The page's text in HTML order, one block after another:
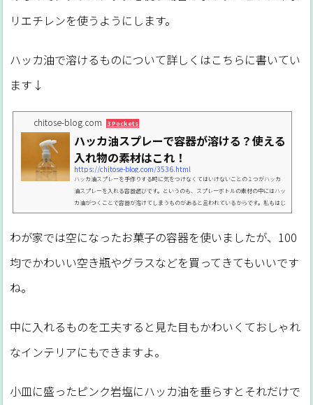
リエチレンを使うようにします。
ハッカ油で溶けるものについて詳しくはこちらに書いてい
ます↓
chitose-blog.com 3 Pockets
ハッカ油スプレーで容器が溶ける？使える
入れ物の素材はこれ！
https://chitose-blog.com/3536.html
ハッカ油スプレーを手作りする時に気をつけなくてはいけないことの１つがハッカ
油スプレーを入れる容器選びです。というのも、スプレーボトルの素材の中にはハッ
カ油がつくことで容器が溶けてしまうものがあると言われているからです。私もはじ
めてハッカ油スプレーを作ったときに「失敗したかも！？」と思ってドキッとした
どんな容器を選べばいいのかお話しますね。PICK UP【保存版】ハッカ油の使い方
わが家では空になったお菓子の容器を使いましたが、100
均でかわいい空き瓶やグラスなどを買ってきてもいいです
ね。
中に入れるものを工夫すると見た目もかわいくておしゃれ
なインテリアにもできますよ。
小皿に盛ったピンク岩塩にハッカ油を垂らすとそれだけで